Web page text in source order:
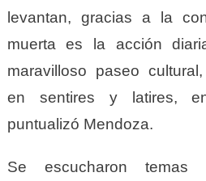
levantan, gracias a la
muerta es la acción
maravilloso paseo
en sentires y latires,
puntualizó Mendoza.
Se escucharon temas